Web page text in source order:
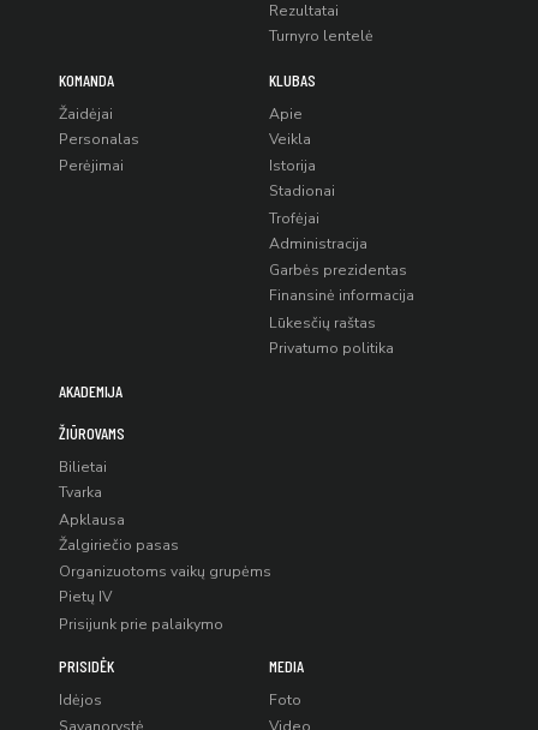
Rezultatai
Turnyro lentelė
KOMANDA
Žaidėjai
Personalas
Perėjimai
KLUBAS
Apie
Veikla
Istorija
Stadionai
Trofėjai
Administracija
Garbės prezidentas
Finansinė informacija
Lūkesčių raštas
Privatumo politika
AKADEMIJA
ŽIŪROVAMS
Bilietai
Tvarka
Apklausa
Žalgiriečio pasas
Organizuotoms vaikų grupėms
Pietų IV
Prisijunk prie palaikymo
PRISIDĖK
Idėjos
MEDIA
Foto